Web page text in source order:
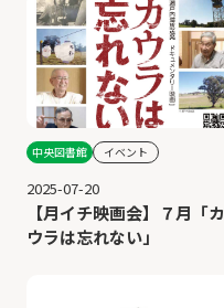
中央図書館 イベント
2025-07-20
【月イチ映画会】７月「カ
ウラは忘れない」